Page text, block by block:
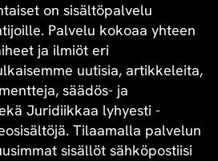
on sisältöpalvelu
Palvelu kokoaa yhteen
ja ilmiöt eri
uutisia, artikkeleita,
säädös- ja
Juridiikkaa lyhyesti -
Tilaamalla palvelun
sisällöt sähköpostiisi